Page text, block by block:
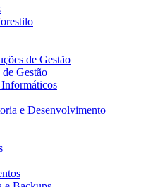
de Gestão
Gestão
Informáticos
e Desenvolvimento